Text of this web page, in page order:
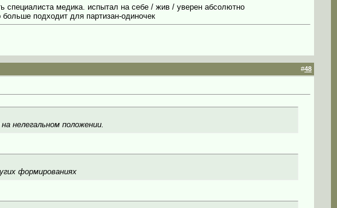
специалиста медика. испытал на себе / жив / уверен абсолютно
подходит для партизан-одиночек
#48
нелегальном положении.
формированиях